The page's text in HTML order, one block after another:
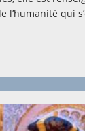
l’humanité qui